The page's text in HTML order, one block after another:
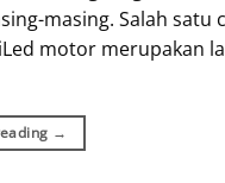
masing. Salah satu
motor merupakan
→